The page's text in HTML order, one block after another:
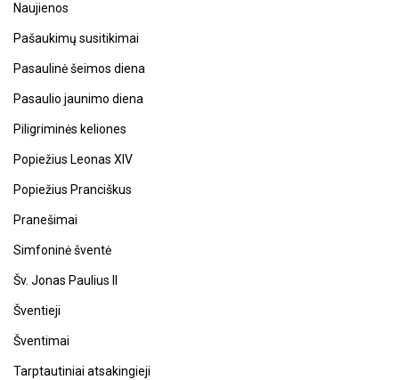
Naujienos
Pašaukimų susitikimai
Pasaulinė šeimos diena
Pasaulio jaunimo diena
Piligriminės keliones
Popiežius Leonas XIV
Popiežius Pranciškus
Pranešimai
Simfoninė šventė
Šv. Jonas Paulius II
Šventieji
Šventimai
Tarptautiniai atsakingieji